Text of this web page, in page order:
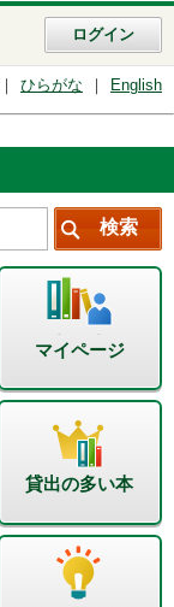
ログイン
ひらがな English
マイページ
貸出の多い本